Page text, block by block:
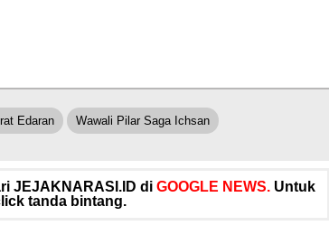
Edaran Wawali Pilar Saga Ichsan
JEJAKNARASI.ID di GOOGLE NEWS. Untuk
tanda bintang.